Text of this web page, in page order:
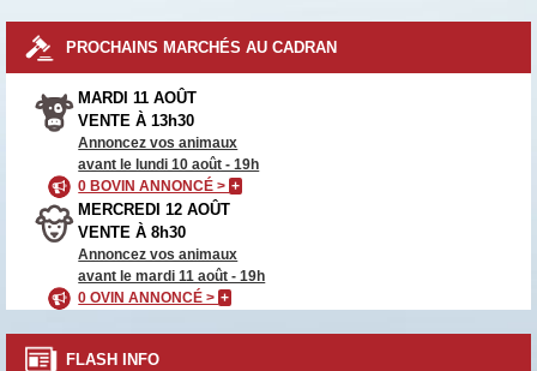
PROCHAINS MARCHÉS AU CADRAN
MARDI 11 AOÛT
VENTE À 13h30
Annoncez vos animaux
avant le lundi 10 août - 19h
0 BOVIN ANNONCÉ >+
MERCREDI 12 AOÛT
VENTE À 8h30
Annoncez vos animaux
avant le mardi 11 août - 19h
0 OVIN ANNONCÉ >+
FLASH INFO